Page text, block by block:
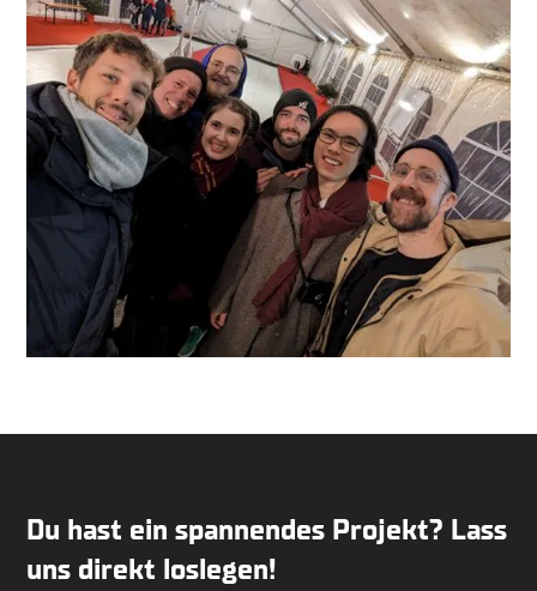
Du hast ein spannendes Projekt? Lass
uns direkt loslegen!